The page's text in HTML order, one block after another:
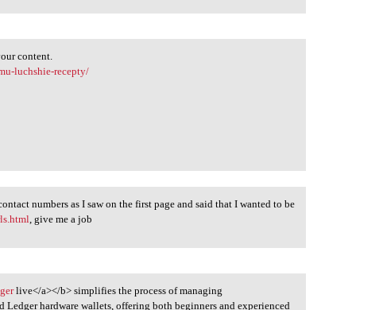
content.
luchshie-recepty/
numbers as I saw on the first page and said that I wanted to be
, give me a job
live</a></b> simplifies the process of managing
Ledger hardware wallets, offering both beginners and experienced